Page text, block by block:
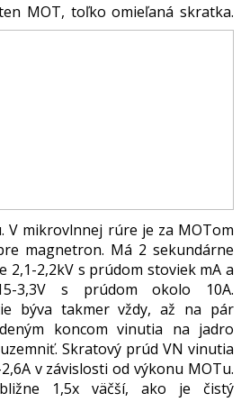
n MOT, toľko omieľaná skratka.
V mikrovlnnej rúre je za MOTom
magnetron. Má 2 sekundárne
2,1-2,2kV s prúdom stoviek mA a
3,3V s prúdom okolo 10A.
býva takmer vždy, až na pár
koncom vinutia na jadro
Skratový prúd VN vinutia
v závislosti od výkonu MOTu.
1,5x väčší, ako je čistý